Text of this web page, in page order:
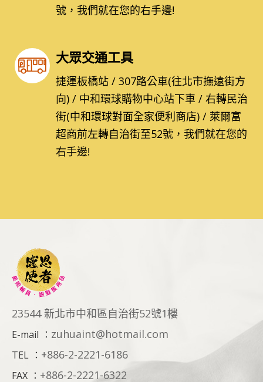
號，我們就在您的右手邊!
大眾交通工具
捷運板橋站 / 307路公車(往北市撫遠街方
向) / 中和環球購物中心站下車 / 右轉民治
街(中和環球對面全家便利商店) / 萊爾富
超商前左轉自治街至52號，我們就在您的
右手邊!
23544 新北市中和區自治街52號1樓
E-mail ： zuhuaint@hotmail.com
TEL ： +886-2-2221-6186
FAX ： +886-2-2221-6322